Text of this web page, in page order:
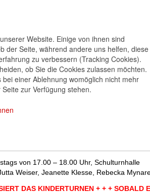
von 17.00 – 18.00 Uhr, Schulturnhalle
Weiser, Jeanette Klesse, Rebecka
DAS KINDERTURNEN + + + SOBALD
Website. Einige von ihnen sind
der Seite, während andere uns helfen, diese
zu verbessern (Tracking Cookies).
ob Sie die Cookies zulassen möchten.
bei einer Ablehnung womöglich nicht mehr
zur Verfügung stehen.